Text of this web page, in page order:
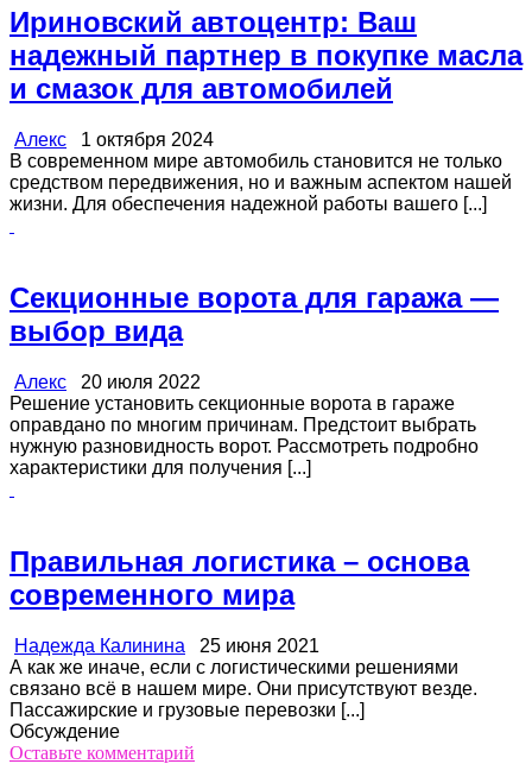
Ириновский автоцентр: Ваш
надежный партнер в покупке масла
и смазок для автомобилей
Алекс 1 октября 2024
В современном мире автомобиль становится не только
средством передвижения, но и важным аспектом нашей
жизни. Для обеспечения надежной работы вашего [...]
Секционные ворота для гаража —
выбор вида
Алекс 20 июля 2022
Решение установить секционные ворота в гараже
оправдано по многим причинам. Предстоит выбрать
нужную разновидность ворот. Рассмотреть подробно
характеристики для получения [...]
Правильная логистика – основа
современного мира
Надежда Калинина 25 июня 2021
А как же иначе, если с логистическими решениями
связано всё в нашем мире. Они присутствуют везде.
Пассажирские и грузовые перевозки [...]
Обсуждение
Оставьте комментарий